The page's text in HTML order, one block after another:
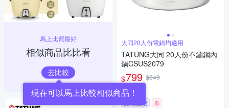
馬上比買最好
相似商品比比看
去比較
現在可以馬上比較相似商品！
大同20人份電鍋均適用
TATUNG大同 20人份不鏽鋼內
鍋CSUS2079
$799 $849
挑戰低價 券